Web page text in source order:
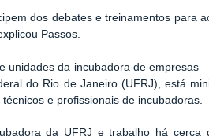
dos debates e treinamentos para
Passos.
unidades da incubadora de empresas
do Rio de Janeiro (UFRJ), está
e profissionais de incubadoras.
da UFRJ e trabalho há